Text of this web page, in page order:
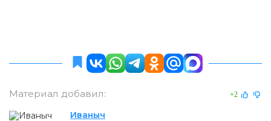
Материал добавил: +2
Иваныч